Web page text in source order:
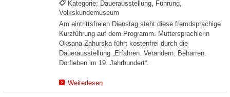
Kategorie: Dauerausstellung, Führung,
Volkskundemuseum
Am eintrittsfreien Dienstag steht diese fremdsprachige
Kurzführung auf dem Programm. Muttersprachlerin
Oksana Zahurska führt kostenfrei durch die
Dauerausstellung „Erfahren. Verändern. Beharren.
Dorfleben im 19. Jahrhundert“.
Weiterlesen